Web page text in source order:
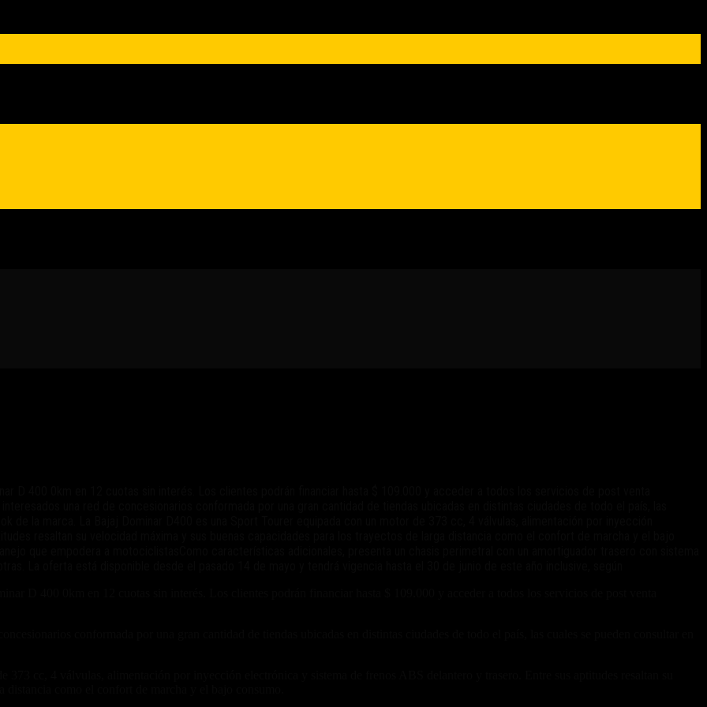
una red de concesionarios conformada por una gran cantidad de tiendas ubicadas en distintas ciudades de todo el país, las
de la marca. La Bajaj Dominar D400 es una Sport Tourer equipada con un motor de 373 cc, 4 válvulas, alimentación por inyección
resaltan su velocidad máxima y sus buenas capacidades para los trayectos de larga distancia como el confort de marcha y el bajo
que empodera a motociclistasComo características adicionales, presenta un chasis perimetral con un amortiguador trasero con sistema
La oferta está disponible desde el pasado 14 de mayo y tendrá vigencia hasta el 30 de junio de este año inclusive, según
D 400 0km en 12 cuotas sin interés. Los clientes podrán financiar hasta $ 109.000 y acceder a todos los servicios de post venta
conformada por una gran cantidad de tiendas ubicadas en distintas ciudades de todo el país, las cuales se pueden consultar en